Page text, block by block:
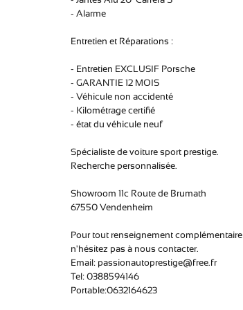
- Alarme
Entretien et Réparations :
- Entretien EXCLUSIF Porsche
- GARANTIE 12 MOIS
- Véhicule non accidenté
- Kilométrage certifié
- état du véhicule neuf
Spécialiste de voiture sport prestige.
Recherche personnalisée.
Showroom 11c Route de Brumath
67550 Vendenheim
Pour tout renseignement complémentaire
n'hésitez pas à nous contacter.
Email: passionautoprestige@free.fr
Tel: 0388594146
Portable:0632164623